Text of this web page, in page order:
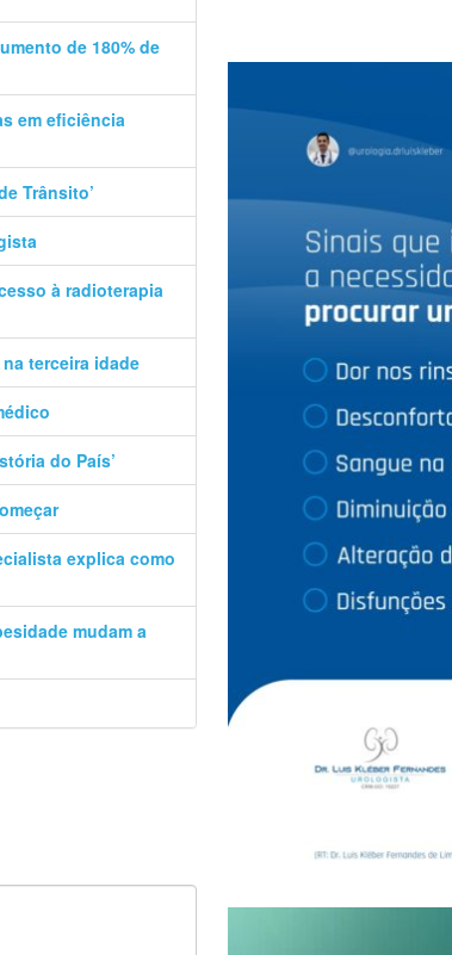
de 180% de
em eficiência
Trânsito’
à radioterapia
terceira idade
do País’
explica como
mudam a